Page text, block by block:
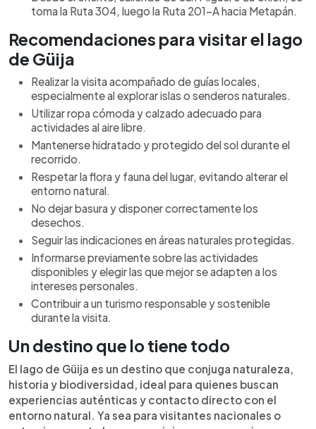
toma la Ruta 304, luego la Ruta 201-A hacia Metapán.
Recomendaciones para visitar el lago
de Güija
Realizar la visita acompañado de guías locales,
especialmente al explorar islas o senderos naturales.
Utilizar ropa cómoda y calzado adecuado para
actividades al aire libre.
Mantenerse hidratado y protegido del sol durante el
recorrido.
Respetar la flora y fauna del lugar, evitando alterar el
entorno natural.
No dejar basura y disponer correctamente los
desechos.
Seguir las indicaciones en áreas naturales protegidas.
Informarse previamente sobre las actividades
disponibles y elegir las que mejor se adapten a los
intereses personales.
Contribuir a un turismo responsable y sostenible
durante la visita.
Un destino que lo tiene todo
El lago de Güija es un destino que conjuga naturaleza,
historia y biodiversidad, ideal para quienes buscan
experiencias auténticas y contacto directo con el
entorno natural. Ya sea para visitantes nacionales o